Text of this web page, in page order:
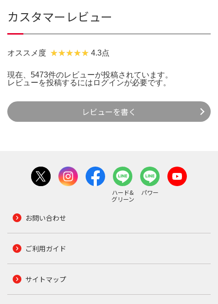
カスタマーレビュー
オススメ度 4.3点
現在、5473件のレビューが投稿されています。
レビューを投稿するには ログインが必要です。
レビューを書く
ハード&
グリーン
パワー
お問い合わせ
ご利用ガイド
サイトマップ